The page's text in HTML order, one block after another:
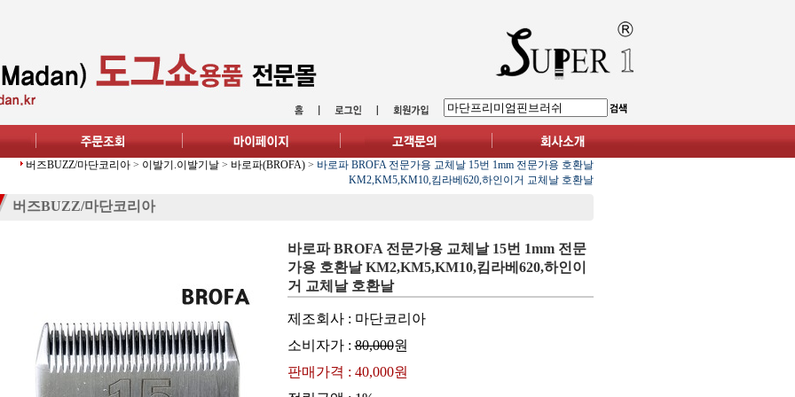
버즈BUZZ/마단코리아 > 이발기.이발기날 > 바로파(BROFA) > 바로파 BROFA 전문가용 교체날 15번 1mm 전문가용 호환날
KM2,KM5,KM10,킴라베620,하인이거 교체날 호환날
버즈BUZZ/마단코리아
바로파 BROFA 전문가용 교체날 15번 1mm 전문
가용 호환날 KM2,KM5,KM10,킴라베620,하인이
거 교체날 호환날
제조회사 : 마단코리아
소비자가 :80,000원
판매가격 : 40,000원